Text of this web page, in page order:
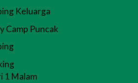
Keluarga
Camp Puncak
1 Malam